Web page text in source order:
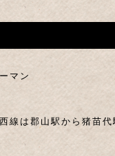
マン
線は郡山駅から猪苗